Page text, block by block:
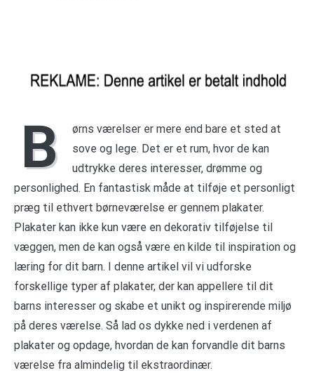
B
ørns værelser er mere end bare et sted at
sove og lege. Det er et rum, hvor de kan
udtrykke deres interesser, drømme og
personlighed. En fantastisk måde at tilføje et personligt
præg til ethvert børneværelse er gennem plakater.
Plakater kan ikke kun være en dekorativ tilføjelse til
væggen, men de kan også være en kilde til inspiration og
læring for dit barn. I denne artikel vil vi udforske
forskellige typer af plakater, der kan appellere til dit
barns interesser og skabe et unikt og inspirerende miljø
på deres værelse. Så lad os dykke ned i verdenen af
plakater og opdage, hvordan de kan forvandle dit barns
værelse fra almindelig til ekstraordinær.